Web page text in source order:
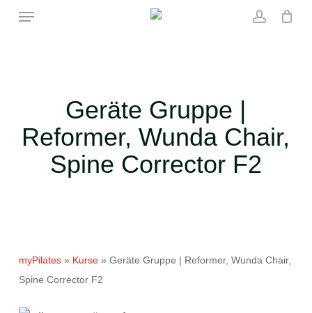
SkipMenu
Geräte Gruppe |
Reformer, Wunda Chair,
Spine Corrector F2
myPilates» Kurse» Geräte Gruppe | Reformer, Wunda Chair,
Spine Corrector F2